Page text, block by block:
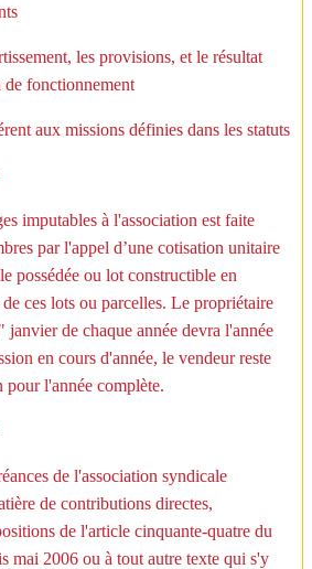
les provisions, et le résultat
de fonctionnement
aux missions définies dans les statuts
imputables à l'association est faite
par l'appel d’une cotisation unitaire
possédée ou lot constructible en
ces lots ou parcelles. Le propriétaire
janvier de chaque année devra l'année
en cours d'année, le vendeur reste
pour l'année complète.
de l'association syndicale
de contributions directes,
de l'article cinquante-quatre du
mai 2006 ou à tout autre texte qui s'y